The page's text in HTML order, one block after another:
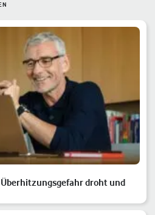
droht und